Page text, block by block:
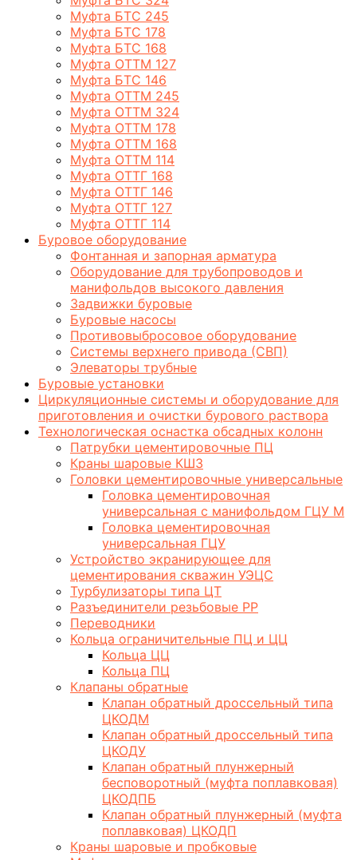
Муфта БТС 245
Муфта БТС 178
Муфта БТС 168
Муфта ОТТМ 127
Муфта БТС 146
Муфта ОТТМ 245
Муфта ОТТМ 324
Муфта ОТТМ 178
Муфта ОТТМ 168
Муфта ОТТМ 114
Муфта ОТТГ 168
Муфта ОТТГ 146
Муфта ОТТГ 127
Муфта ОТТГ 114
Буровое оборудование
Фонтанная и запорная арматура
Оборудование для трубопроводов и
манифольдов высокого давления
Задвижки буровые
Буровые насосы
Противовыбросовое оборудование
Системы верхнего привода (СВП)
Элеваторы трубные
Буровые установки
Циркуляционные системы и оборудование для
приготовления и очистки бурового раствора
Технологическая оснастка обсадных колонн
Патрубки цементировочные ПЦ
Краны шаровые КШЗ
Головки цементировочные универсальные
Головка цементировочная
универсальная с манифольдом ГЦУ М
Головка цементировочная
универсальная ГЦУ
Устройство экранирующее для
цементирования скважин УЭЦС
Турбулизаторы типа ЦТ
Разъединители резьбовые РР
Переводники
Кольца ограничительные ПЦ и ЦЦ
Кольца ЦЦ
Кольца ПЦ
Клапаны обратные
Клапан обратный дроссельный типа
ЦКОДМ
Клапан обратный дроссельный типа
ЦКОДУ
Клапан обратный плунжерный
бесповоротный (муфта поплавковая)
ЦКОДПБ
Клапан обратный плунжерный (муфта
поплавковая) ЦКОДП
Краны шаровые и пробковые